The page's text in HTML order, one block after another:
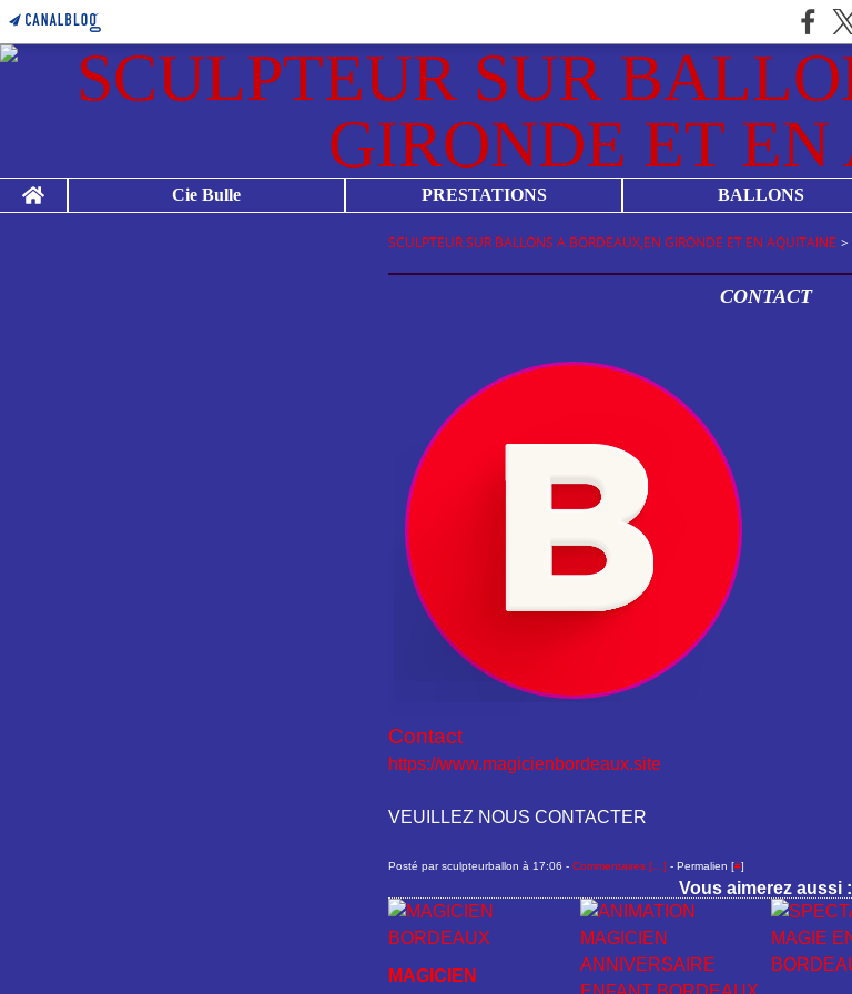
Home Cie Bulle PRESTATIONS BALLONS
SCULPTEUR SUR BALLONS A BORDEAUX,EN GIRONDE ET EN AQUITAINE >
CONTACT
Contact
https://www.magicienbordeaux.site
VEUILLEZ NOUS CONTACTER
Posté par sculpteurballon à 17:06 - Commentaires [ ] - Permalien [#]
Vous aimerez aussi :
MAGICIEN